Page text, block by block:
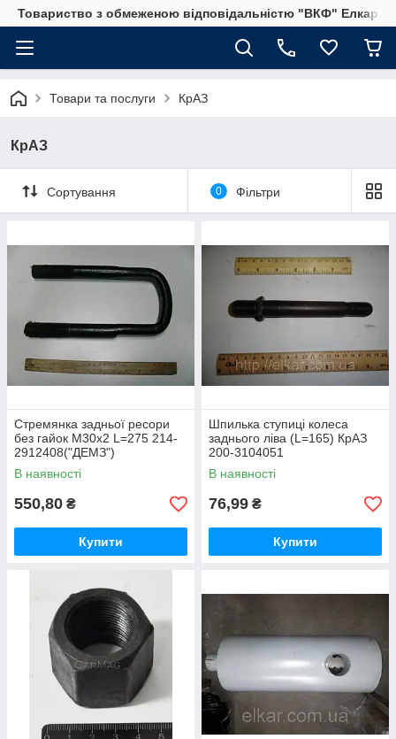
Товариство з обмеженою відповідальністю "ВКФ" Елкар"
Товари та послуги КрАЗ
КрАЗ
Сортування 0 Фільтри
Стремянка задньої ресори
без гайок М30х2 L=275 214-
2912408("ДЕМЗ")
В наявності
550,80 ₴
Купити
Шпилька ступиці колеса
заднього ліва (L=165) КрАЗ
200-3104051
В наявності
76,99 ₴
Купити